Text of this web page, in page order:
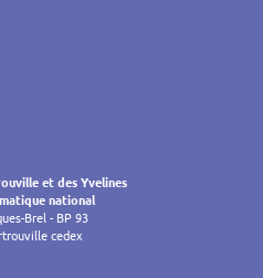
et des Yvelines
national
Brel - BP 93
cedex